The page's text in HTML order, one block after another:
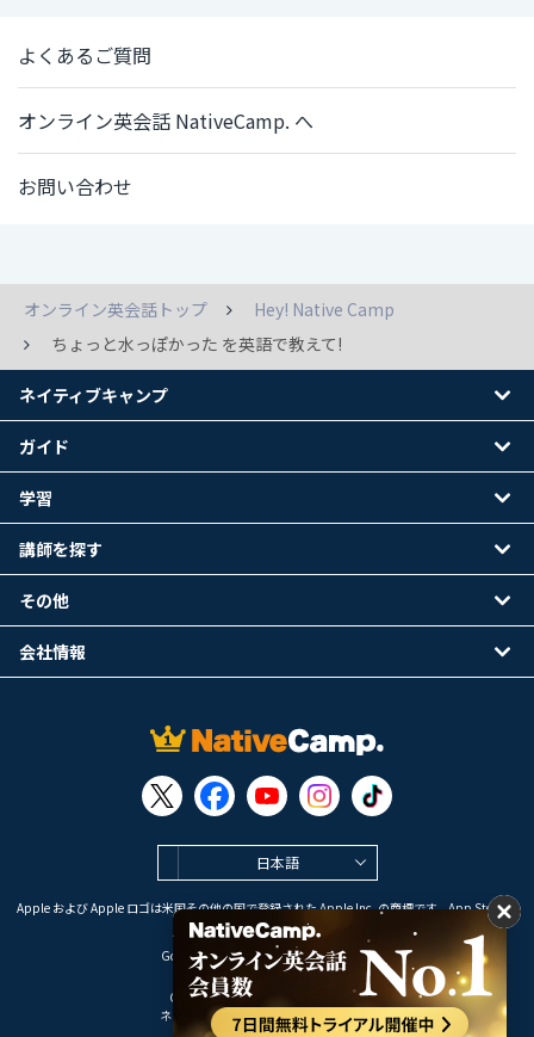
よくあるご質問
オンライン英会話 NativeCamp. へ
お問い合わせ
オンライン英会話トップ
Hey! Native Camp
ちょっと水っぽかった を英語で教えて!
日本語
Apple および Apple ロゴは米国その他の国で登録された Apple Inc. の商標です。App Store は
Apple Inc. のサービスマークです。
Google Play は Google LLC の商標です。
Copyright © 2026 オンライン英会話
ネイティブキャンプ All Rights Reserved.
ネイティブキャンプ
ガイド
学習
講師を探す
その他
会社情報